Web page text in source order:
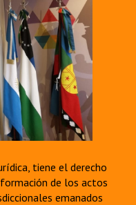
tiene el derecho
de los actos
emanados